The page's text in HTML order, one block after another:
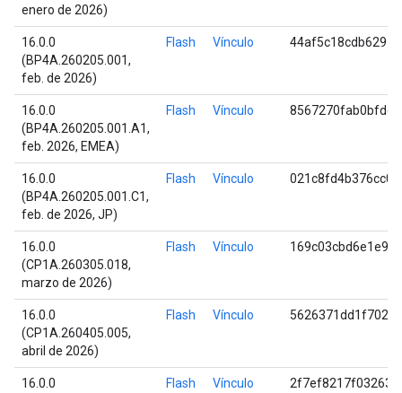
enero de 2026)
16.0.0
(BP4A.260205.001,
feb. de 2026)
Flash Vínculo
16.0.0
(BP4A.260205.001.A1,
feb. 2026, EMEA)
Flash Vínculo
16.0.0
(BP4A.260205.001.C1,
feb. de 2026, JP)
Flash Vínculo
16.0.0
(CP1A.260305.018,
marzo de 2026)
Flash Vínculo
16.0.0
(CP1A.260405.005,
abril de 2026)
Flash Vínculo
16.0.0
Flash Vínculo